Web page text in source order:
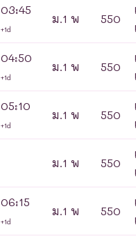
03:45
+1d
ม.1 พ 550
04:50
+1d
ม.1 พ 550
05:10
+1d
ม.1 พ 550
ม.1 พ 550
06:15
+1d
ม.1 พ 550